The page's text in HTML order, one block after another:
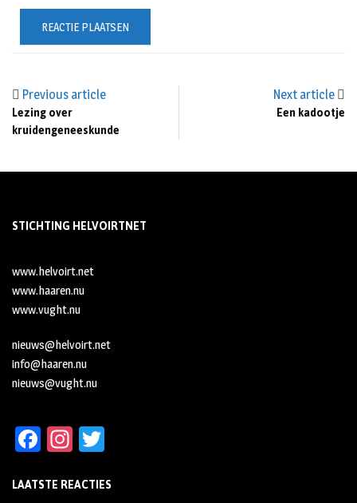
Previous article
Lezing over
kruidengeneeskunde
Next article
Een kadootje
STICHTING HELVOIRTNET
www.helvoirt.net
www.haaren.nu
www.vught.nu
nieuws@helvoirt.net
info@haaren.nu
nieuws@vught.nu
Fa
b
In
ag tt
LAATSTE REACTIES